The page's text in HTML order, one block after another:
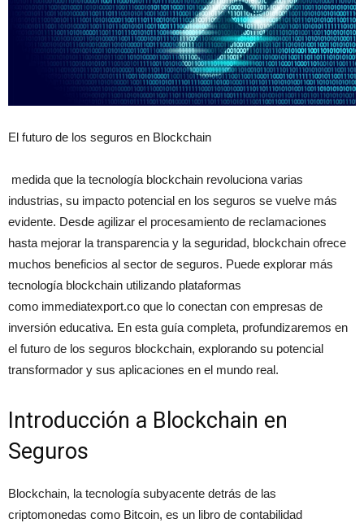
El futuro de los seguros en Blockchain
medida que la tecnología blockchain revoluciona varias
industrias, su impacto potencial en los seguros se vuelve más
evidente. Desde agilizar el procesamiento de reclamaciones
hasta mejorar la transparencia y la seguridad, blockchain ofrece
muchos beneficios al sector de seguros. Puede explorar más
tecnología blockchain utilizando plataformas
como immediatexport.co que lo conectan con empresas de
inversión educativa. En esta guía completa, profundizaremos en
el futuro de los seguros blockchain, explorando su potencial
transformador y sus aplicaciones en el mundo real.
Introducción a Blockchain en
Seguros
Blockchain, la tecnología subyacente detrás de las
criptomonedas como Bitcoin, es un libro de contabilidad